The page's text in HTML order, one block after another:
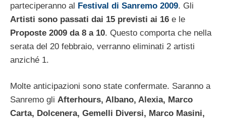
parteciperanno al Festival di Sanremo 2009. Gli
Artisti sono passati dai 15 previsti ai 16 e le
Proposte 2009 da 8 a 10. Questo comporta che nella
serata del 20 febbraio, verranno eliminati 2 artisti
anziché 1.
Molte anticipazioni sono state confermate. Saranno a
Sanremo gli Afterhours, Albano, Alexia, Marco
Carta, Dolcenera, Gemelli Diversi, Marco Masini,